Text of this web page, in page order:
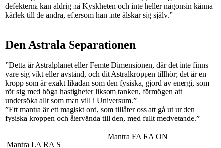
defekterna kan aldrig nå Kyskheten och inte heller någonsin känna
kärlek till de andra, eftersom han inte älskar sig själv.”
Den Astrala Separationen
”Detta är Astralplanet eller Femte Dimensionen, där det inte finns
vare sig vikt eller avstånd, och dit Astralkroppen tillhör; det är en
kropp som är exakt likadan som den fysiska, gjord av energi, som
rör sig med höga hastigheter liksom tanken, förmögen att
undersöka allt som man vill i Universum.”
”Ett mantra är ett magiskt ord, som tillåter oss att gå ut ur den
fysiska kroppen och återvända till den, med fullt medvetande.”
Mantra LA RA S
Mantra FA RA ON